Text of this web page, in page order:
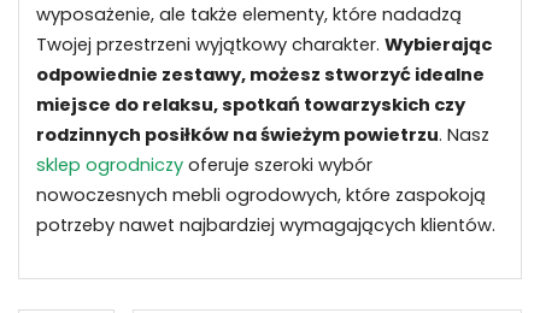
wyposażenie, ale także elementy, które nadadzą
Twojej przestrzeni wyjątkowy charakter. Wybierając
odpowiednie zestawy, możesz stworzyć idealne
miejsce do relaksu, spotkań towarzyskich czy
rodzinnych posiłków na świeżym powietrzu. Nasz
sklep ogrodniczy oferuje szeroki wybór
nowoczesnych mebli ogrodowych, które zaspokoją
potrzeby nawet najbardziej wymagających klientów.